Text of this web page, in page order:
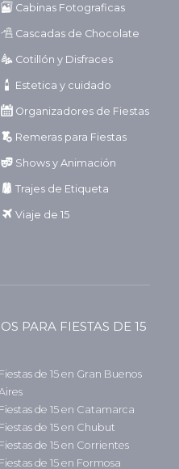
Cabinas Fotograficas
Cascadas de Chocolate
Cotillón y Disfraces
Estetica y cuidado
Organizadores de Fiestas
Remeras para Fiestas
Shows y Animación
Trajes de Etiqueta
Viaje de 15
PARA FIESTAS DE 15
Fiestas de 15 en Gran Buenos
Fiestas de 15 en Catamarca
Fiestas de 15 en Chubut
Fiestas de 15 en Corrientes
Fiestas de 15 en Formosa